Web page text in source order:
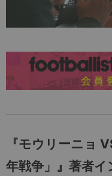
『モウリーニョ
年戦争」 』 著者イ